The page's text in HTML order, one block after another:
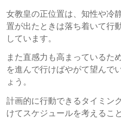
女教皇の正位置は、知性や冷
置が出たときは落ち着いて行
しています。
また直感力も高まっているた
を進んで行けばやがて望んで
ょう。
計画的に行動できるタイミン
けてスケジュールを考えるこ